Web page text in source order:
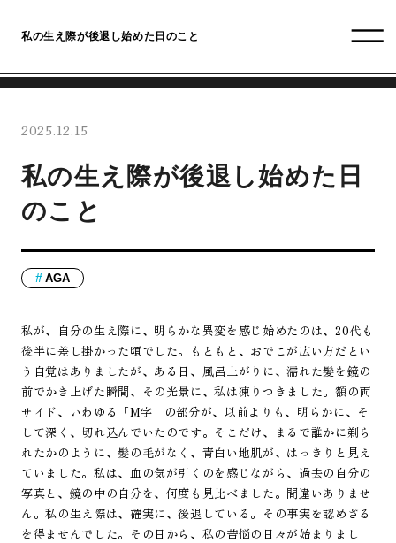
私の生え際が後退し始めた日のこと
2025.12.15
私の生え際が後退し始めた日
のこと
AGA
私が、自分の生え際に、明らかな異変を感じ始めたのは、20代も
後半に差し掛かった頃でした。もともと、おでこが広い方だとい
う自覚はありましたが、ある日、風呂上がりに、濡れた髪を鏡の
前でかき上げた瞬間、その光景に、私は凍りつきました。額の両
サイド、いわゆる「M字」の部分が、以前よりも、明らかに、そ
して深く、切れ込んでいたのです。そこだけ、まるで誰かに剃ら
れたかのように、髪の毛がなく、青白い地肌が、はっきりと見え
ていました。私は、血の気が引くのを感じながら、過去の自分の
写真と、鏡の中の自分を、何度も見比べました。間違いありませ
ん。私の生え際は、確実に、後退している。その事実を認めざる
を得ませんでした。その日から、私の苦悩の日々が始まりまし